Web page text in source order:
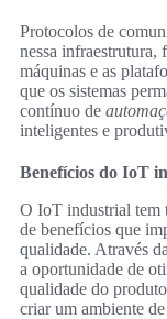
Protocolos de
nessa infraestrutura,
máquinas e as
que os sistemas
contínuo de
inteligentes e
Benefícios do IoT
O IoT industrial tem
de benefícios que
qualidade. Através
a oportunidade de
qualidade do
criar um ambiente